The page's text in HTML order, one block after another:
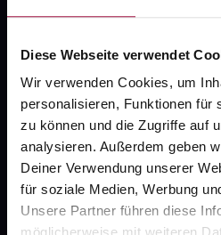
Diese Webseite verwendet
Wir verwenden Cookies, um
personalisieren, Funktionen für
zu können und die Zugriffe auf
analysieren. Außerdem geben
Deiner Verwendung unserer
für soziale Medien, Werbung
Unsere Partner führen diese
Über uns
Karriere